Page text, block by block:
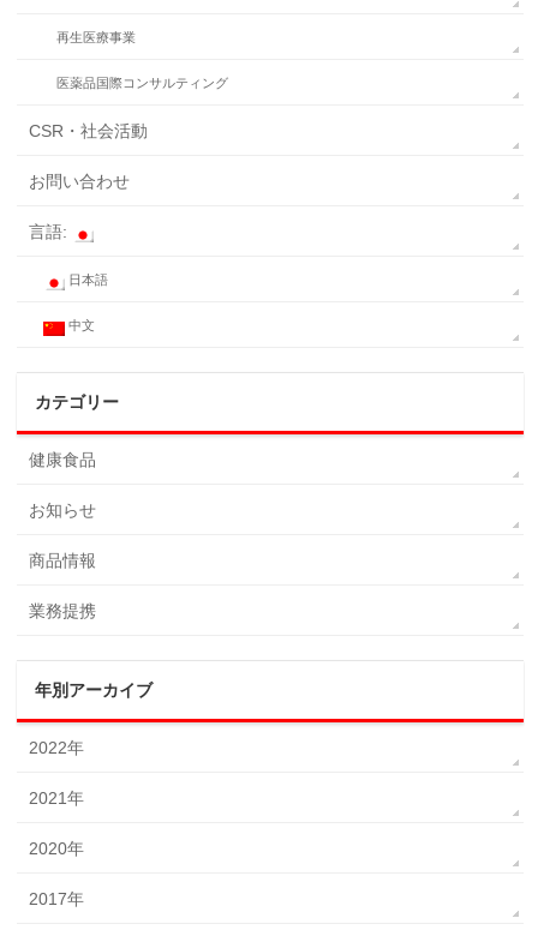
再生医療事業
医薬品国際コンサルティング
CSR・社会活動
お問い合わせ
言語:
日本語
中文
カテゴリー
健康食品
お知らせ
商品情報
業務提携
年別アーカイブ
2022年
2021年
2020年
2017年